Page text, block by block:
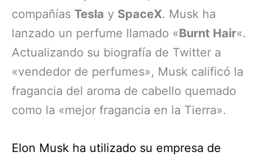
compañías Tesla y SpaceX. Musk ha
lanzado un perfume llamado «Burnt Hair«.
Actualizando su biografía de Twitter a
«vendedor de perfumes», Musk calificó la
fragancia del aroma de cabello quemado
como la «mejor fragancia en la Tierra».
Elon Musk ha utilizado su empresa de